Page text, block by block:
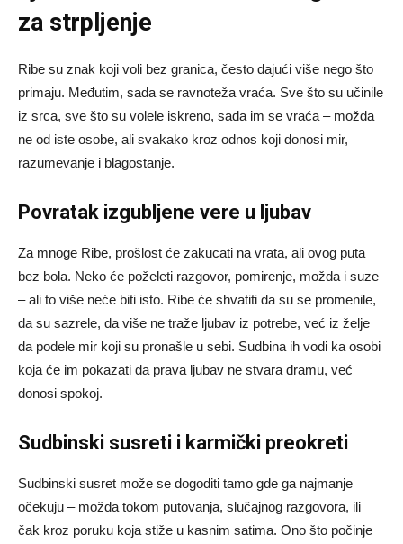
za strpljenje
Ribe su znak koji voli bez granica, često dajući više nego što
primaju. Međutim, sada se ravnoteža vraća. Sve što su učinile
iz srca, sve što su volele iskreno, sada im se vraća – možda
ne od iste osobe, ali svakako kroz odnos koji donosi mir,
razumevanje i blagostanje.
Povratak izgubljene vere u ljubav
Za mnoge Ribe, prošlost će zakucati na vrata, ali ovog puta
bez bola. Neko će poželeti razgovor, pomirenje, možda i suze
– ali to više neće biti isto. Ribe će shvatiti da su se promenile,
da su sazrele, da više ne traže ljubav iz potrebe, već iz želje
da podele mir koji su pronašle u sebi. Sudbina ih vodi ka osobi
koja će im pokazati da prava ljubav ne stvara dramu, već
donosi spokoj.
Sudbinski susreti i karmički preokreti
Sudbinski susret može se dogoditi tamo gde ga najmanje
očekuju – možda tokom putovanja, slučajnog razgovora, ili
čak kroz poruku koja stiže u kasnim satima. Ono što počinje